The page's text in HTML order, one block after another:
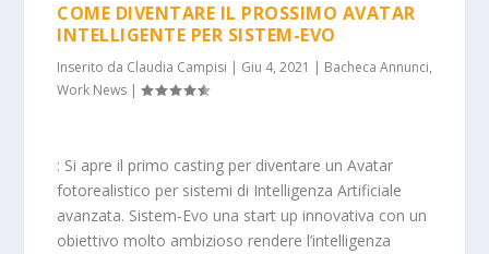
COME DIVENTARE IL PROSSIMO AVATAR
INTELLIGENTE PER SISTEM-EVO
Inserito da Claudia Campisi | Giu 4, 2021 | Bacheca Annunci,
Work News |
: Si apre il primo casting per diventare un Avatar
fotorealistico per sistemi di Intelligenza Artificiale
avanzata. Sistem-Evo una start up innovativa con un
obiettivo molto ambizioso rendere l’intelligenza